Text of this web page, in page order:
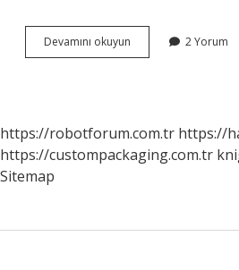
Devamını okuyun
Işık
2 Yorum
https://robotforum.com.tr https://
https://custompackaging.com.tr
Sitemap